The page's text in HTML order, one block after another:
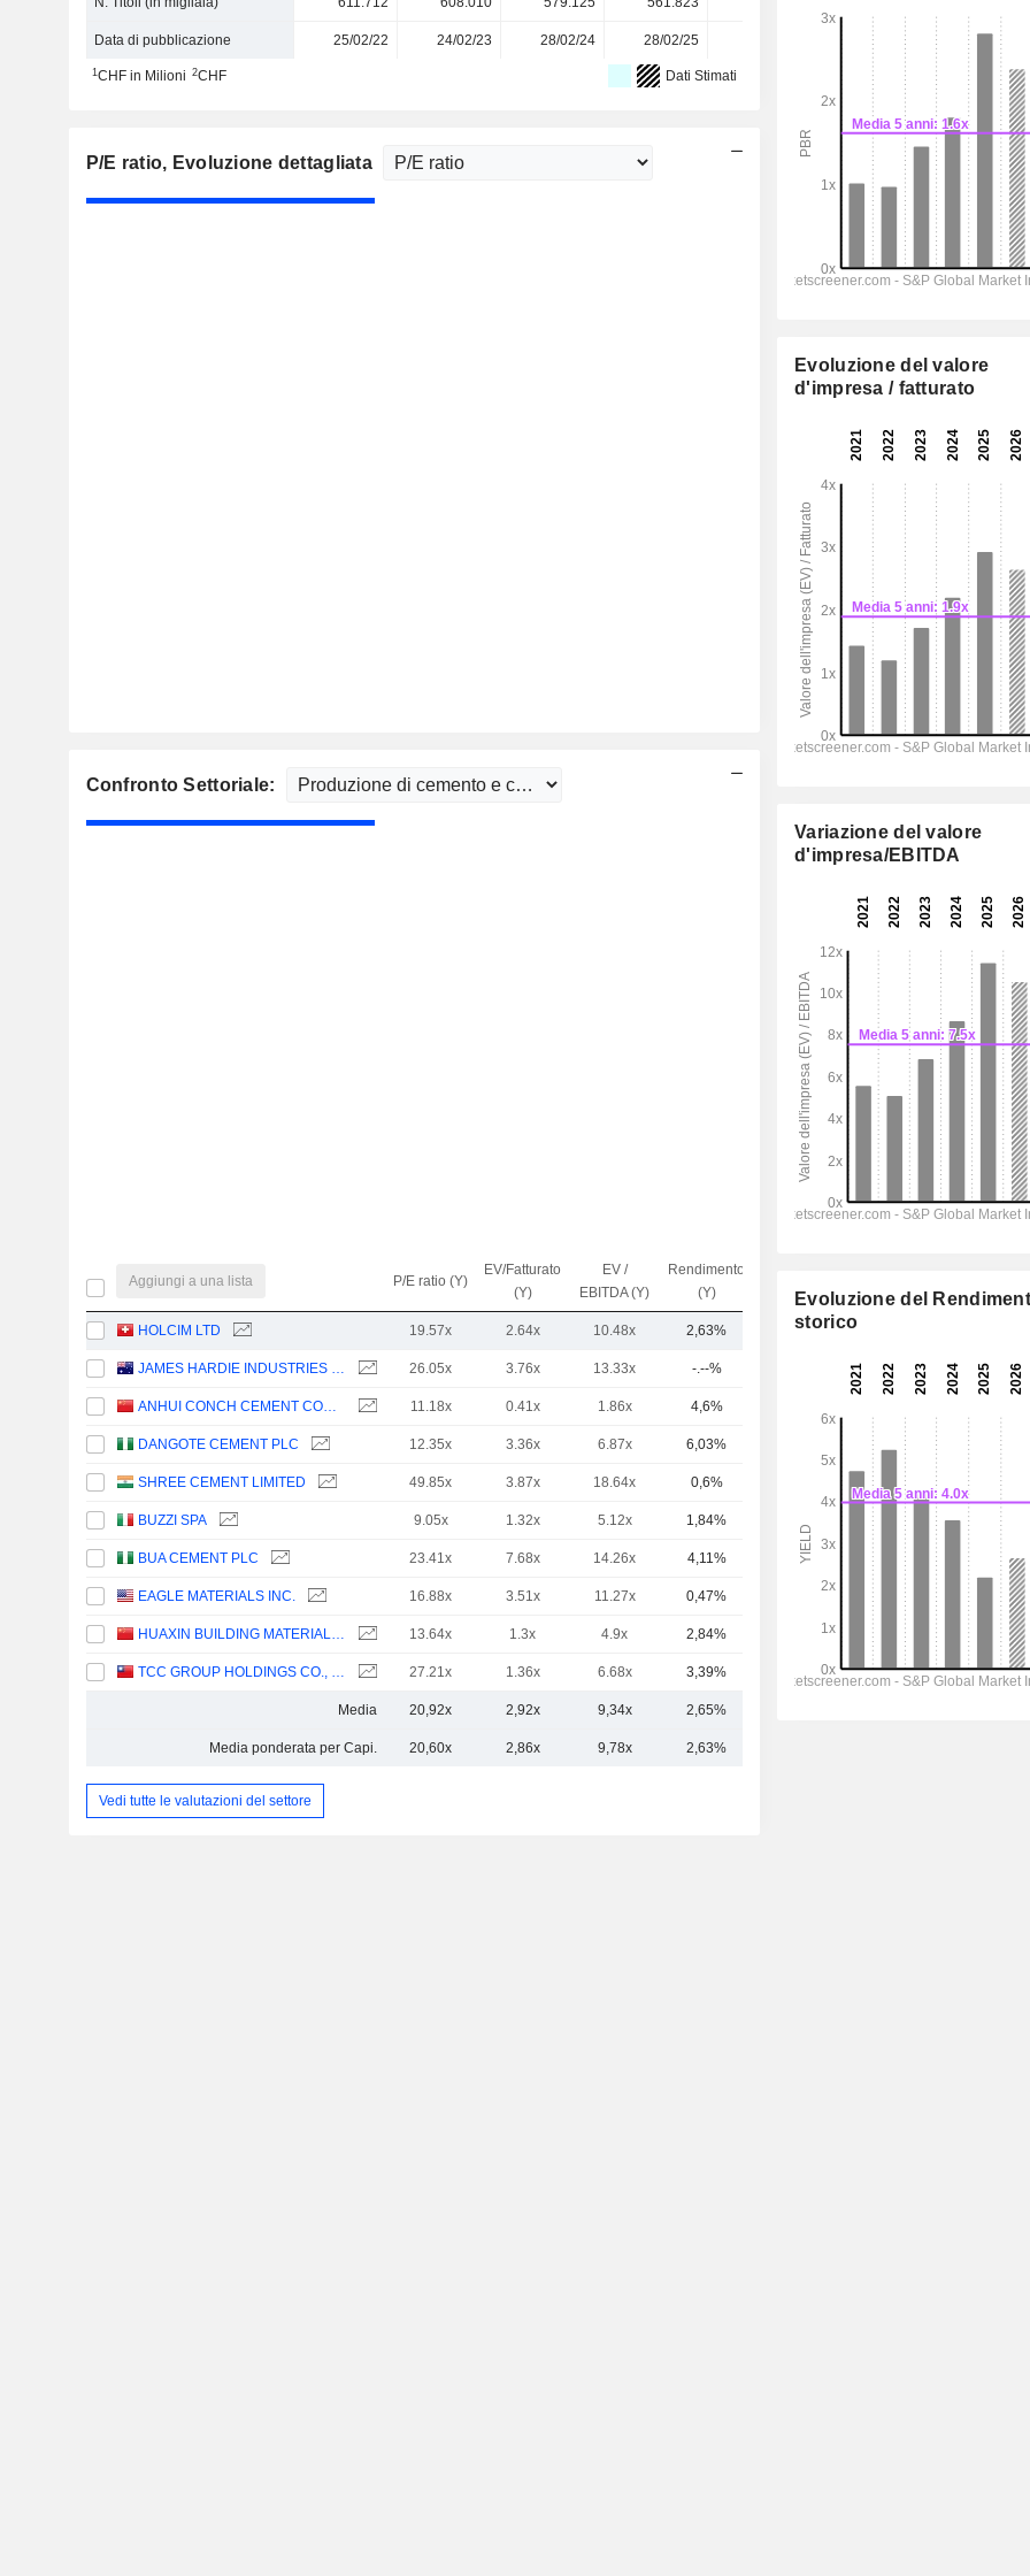
Data di pubblicazione 25/02/22 24/02/23 28/02/24 28/02/25 -
1CHF in Milioni 2CHF Dati Stimati
P/E ratio, Evoluzione dettagliata
Confronto Settoriale:
Aggiungi a una lista P/E ratio (Y)
EV/Fatturato
(Y)
EV /
EBITDA (Y)
Rendimento
(Y)
HOLCIM LTD 19.57x 2.64x 10.48x 2,63% 48,49 Mrd
JAMES HARDIE INDUSTRIES PLC 26.05x 3.76x 13.33x -.--%
ANHUI CONCH CEMENT COMPANY LIMITED 11.18x 0.41x 1.86x 4,6%
DANGOTE CEMENT PLC 12.35x 3.36x 6.87x 6,03%
SHREE CEMENT LIMITED 49.85x 3.87x 18.64x 0,6%
BUZZI SPA 9.05x 1.32x 5.12x 1,84%
BUA CEMENT PLC 23.41x 7.68x 14.26x 4,11% 7,85 Mrd
EAGLE MATERIALS INC. 16.88x 3.51x 11.27x 0,47%
HUAXIN BUILDING MATERIALS GROUP CO., LTD. 13.64x 1.3x 4.9x 2,84% 5,86 Mrd
TCC GROUP HOLDINGS CO., LTD. 27.21x 1.36x 6.68x 3,39% 5,67 Mrd
Media 20,92x 2,92x 9,34x 2,65%
Media ponderata per Capi. 20,60x 2,86x 9,78x 2,63%
Vedi tutte le valutazioni del settore
Evoluzione del valore
d'impresa / fatturato
Variazione del valore
d'impresa/EBITDA
Evoluzione del
storico